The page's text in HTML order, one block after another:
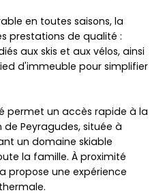
en toutes saisons, la
prestations de qualité :
aux skis et aux vélos, ainsi
d'immeuble pour simplifier
permet un accès rapide à la
Peyragudes, située à
un domaine skiable
la famille. À proximité
propose une expérience